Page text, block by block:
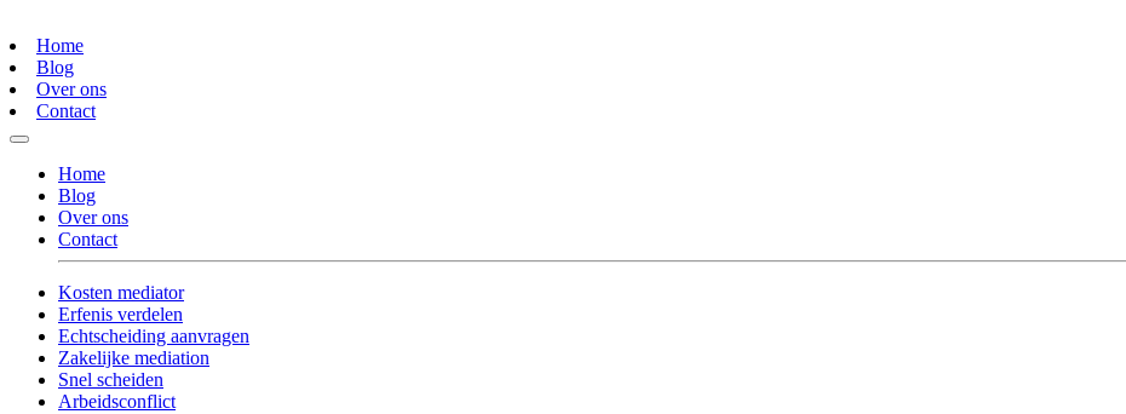
Home
Blog
Over ons
Contact
Home
Blog
Over ons
Contact
Kosten mediator
Erfenis verdelen
Echtscheiding aanvragen
Zakelijke mediation
Snel scheiden
Arbeidsconflict